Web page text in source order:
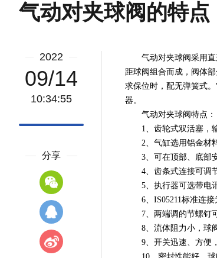
气动对夹球阀的特点
2022
09/14
10:34:55
分享
气动对夹球阀采用直连
距球阀组合而成，阀体
求保位时，配无弹簧式
器。
气动对夹球阀特点：
1、齿轮式双活塞，输
2、气缸选用铝金材料
3、可在顶部、底部安
4、齿条式连接可调节
5、执行器可选带电讯
6、IS05211标准连接
7、两端调的节螺钉可
8、流体阻力小，球阀
9、开关迅速、方便，